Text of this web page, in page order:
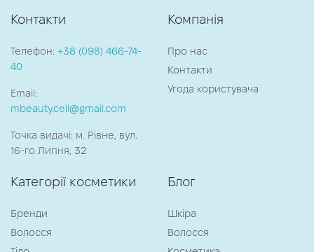
Контакти
Телефон:+38 (098) 466-74-
40
Email:
mbeauty.cell@gmail.com
Точка видачі: м. Рівне, вул.
16-го Липня, 32
Компанія
Про нас
Контакти
Угода користувача
Категорії косметики
Бренди
Волосся
Блог
Шкіра
Волосся